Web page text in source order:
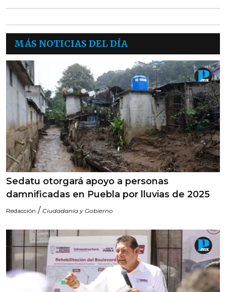
MÁS NOTICIAS DEL DÍA
Sedatu otorgará apoyo a personas
damnificadas en Puebla por lluvias de 2025
Redacción / Ciudadanía y Gobierno